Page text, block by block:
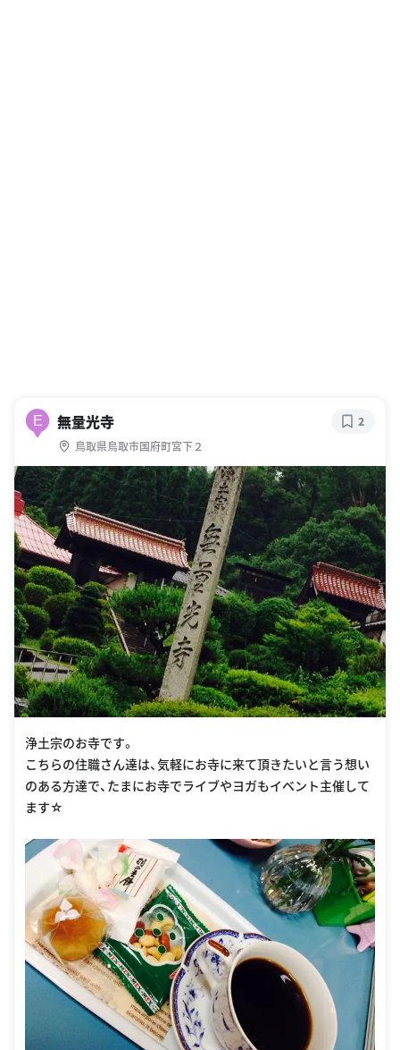
E 無量光寺
鳥取県鳥取市国府町宮下２
2
浄土宗のお寺です。
こちらの住職さん達は、気軽にお寺に来て頂きたいと言う想い
のある方達で、たまにお寺でライブやヨガもイベント主催して
ます☆